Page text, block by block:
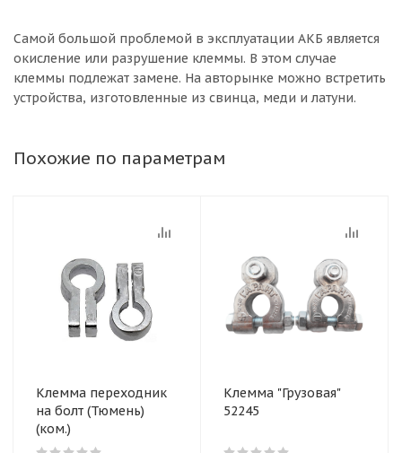
Самой большой проблемой в эксплуатации АКБ является
окисление или разрушение клеммы. В этом случае
клеммы подлежат замене. На авторынке можно встретить
устройства, изготовленные из свинца, меди и латуни.
Похожие по параметрам
Клемма переходник
на болт (Тюмень)
(ком.)
Клемма "Грузовая"
52245